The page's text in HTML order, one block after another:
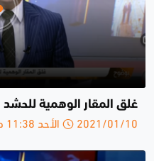
غلق المقار الوهمية
2021/01/10 الأحد 11:38 ص